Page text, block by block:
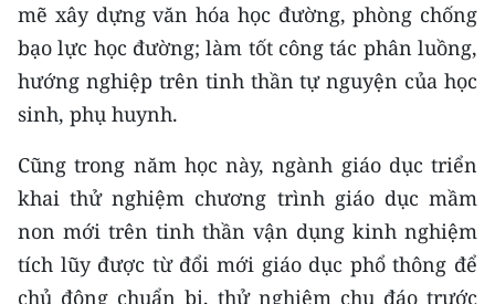
Bắc Trung Bộ
Duyên hải Nam Trung Bộ và Tây
Nguyên
Đông Nam Bộ
Đồng bằng sông Cửu Long
Chuyên trang Hà Nội
mẽ xây dựng văn hóa học đường, phòng chống
bạo lực học đường; làm tốt công tác phân luồng,
hướng nghiệp trên tinh thần tự nguyện của học
sinh, phụ huynh.
Cũng trong năm học này, ngành giáo dục triển
khai thử nghiệm chương trình giáo dục mầm
non mới trên tinh thần vận dụng kinh nghiệm
tích lũy được từ đổi mới giáo dục phổ thông để
chủ động chuẩn bị, thử nghiệm chu đáo trước